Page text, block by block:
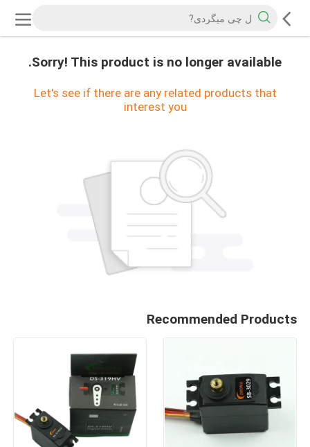
Sorry! This product is no longer available.
Let's see if there are any related products that
interest you
Recommended Products